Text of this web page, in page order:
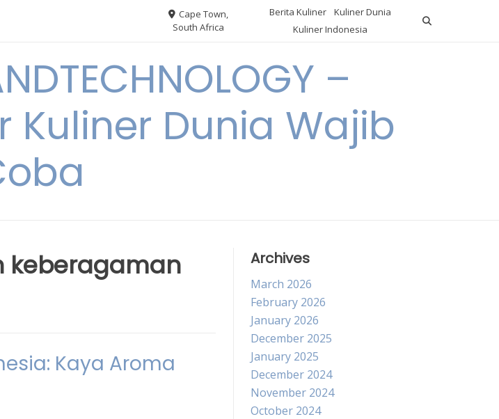
Cape Town,
South Africa
Berita Kuliner
Kuliner Dunia
Kuliner Indonesia
–
Kuliner Dunia Wajib
keberagaman
Kaya Aroma
Archives
March 2026
February 2026
January 2026
December 2025
January 2025
December 2024
November 2024
October 2024